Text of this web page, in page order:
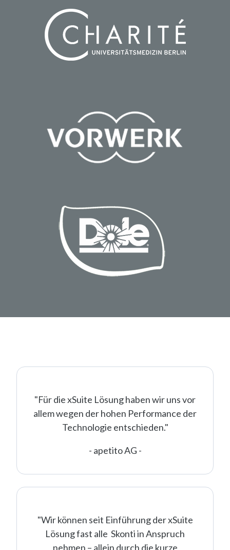
"Für die xSuite Lösung haben wir uns vor
allem wegen der hohen Performance der
Technologie entschieden."
- apetito AG -
"Wir können seit Einführung der xSuite
Lösung fast alle Skonti in Anspruch
nehmen – allein durch die kurze